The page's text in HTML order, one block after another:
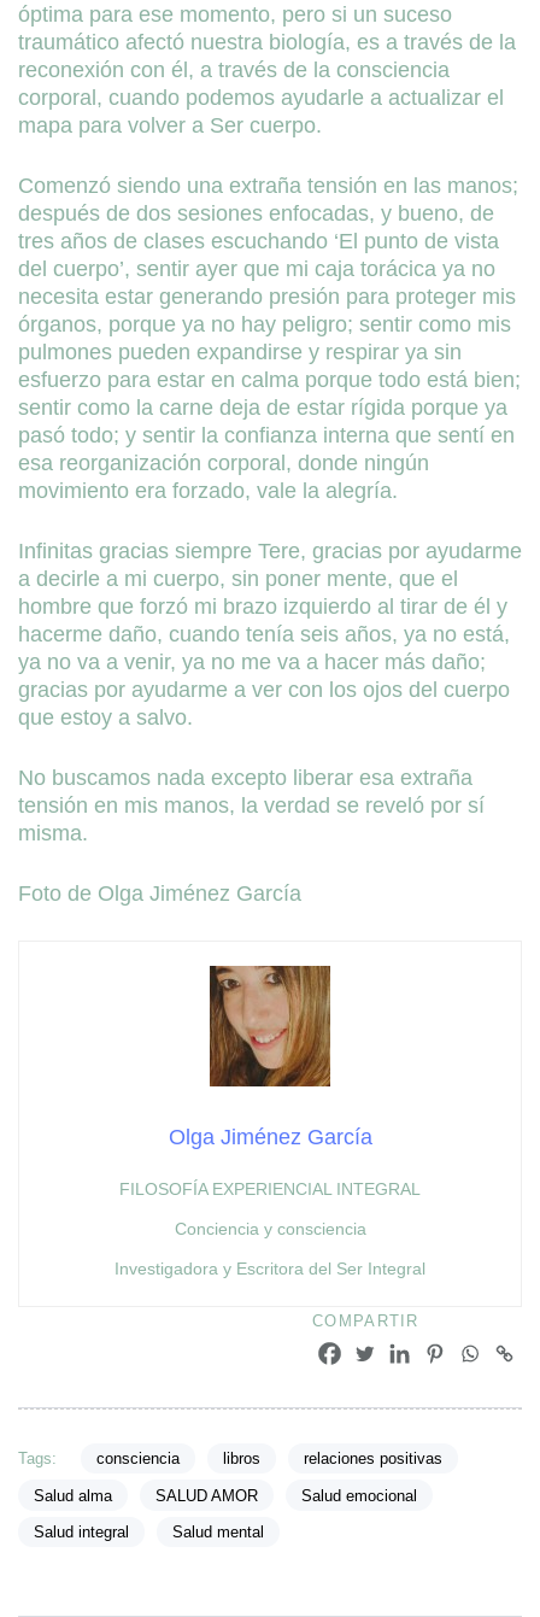
óptima para ese momento, pero si un suceso
traumático afectó nuestra biología, es a través de la
reconexión con él, a través de la consciencia
corporal, cuando podemos ayudarle a actualizar el
mapa para volver a Ser cuerpo.
Comenzó siendo una extraña tensión en las manos;
después de dos sesiones enfocadas, y bueno, de
tres años de clases escuchando ‘El punto de vista
del cuerpo’, sentir ayer que mi caja torácica ya no
necesita estar generando presión para proteger mis
órganos, porque ya no hay peligro; sentir como mis
pulmones pueden expandirse y respirar ya sin
esfuerzo para estar en calma porque todo está bien;
sentir como la carne deja de estar rígida porque ya
pasó todo; y sentir la confianza interna que sentí en
esa reorganización corporal, donde ningún
movimiento era forzado, vale la alegría.
Infinitas gracias siempre Tere, gracias por ayudarme
a decirle a mi cuerpo, sin poner mente, que el
hombre que forzó mi brazo izquierdo al tirar de él y
hacerme daño, cuando tenía seis años, ya no está,
ya no va a venir, ya no me va a hacer más daño;
gracias por ayudarme a ver con los ojos del cuerpo
que estoy a salvo.
No buscamos nada excepto liberar esa extraña
tensión en mis manos, la verdad se reveló por sí
misma.
Foto de Olga Jiménez García
Olga Jiménez García
FILOSOFÍA EXPERIENCIAL INTEGRAL
Conciencia y consciencia
Investigadora y Escritora del Ser Integral
COMPARTIR
Tags: consciencia libros relaciones positivas
Salud alma SALUD AMOR Salud emocional
Salud integral Salud mental